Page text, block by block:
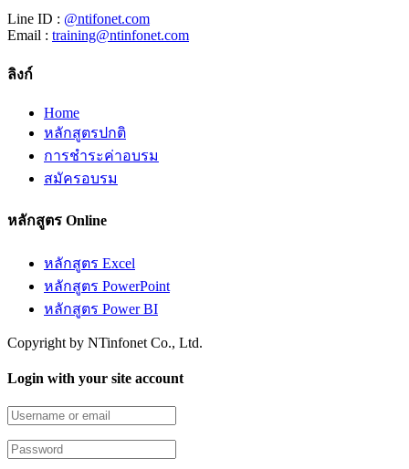
Line ID : @ntifonet.com
Email : training@ntinfonet.com
ลิงก์
Home
หลักสูตรปกติ
การชำระค่าอบรม
สมัครอบรม
หลักสูตร Online
หลักสูตร Excel
หลักสูตร PowerPoint
หลักสูตร Power BI
Copyright by NTinfonet Co., Ltd.
Login with your site account